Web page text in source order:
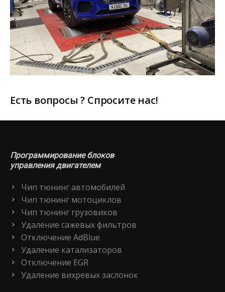
Есть вопросы ? Спросите нас!
Программирование блоков
управления двигателем
Чип тюнинг автомобилей
Чип тюнинг мотоциклов
Чип тюнинг грузовиков
Удаление сажевых фильтров
Отключение AdBlue
Удаление катализаторов
Отключение EGR
Удаление вихревых заслонок